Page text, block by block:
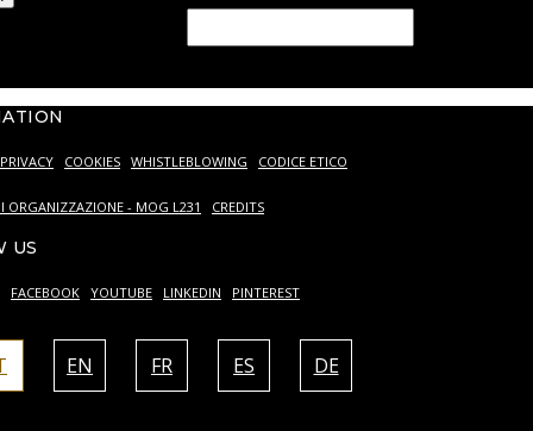
PRIVACY COOKIES WHISTLEBLOWING CODICE ETICO
ORGANIZZAZIONE - MOG L231 CREDITS
US
FACEBOOK YOUTUBE LINKEDIN PINTEREST
EN FR ES DE